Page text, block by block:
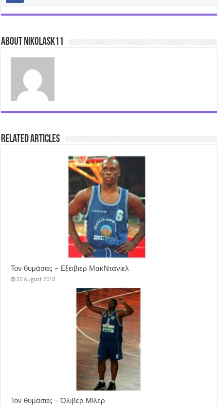
About nikolask11
Related Articles
Τον θυμάσαι; – Εξέιβιερ ΜακΝτάνιελ
20 August 2010
Τον θυμάσαι; – Όλιβερ Μίλερ